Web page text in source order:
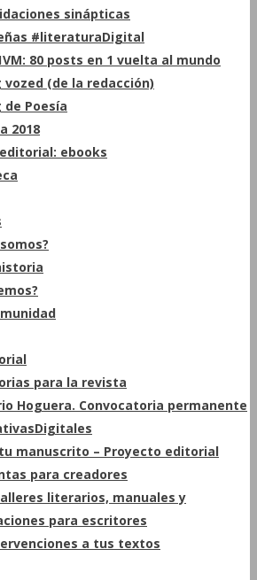
sinápticas
#literaturaDigital
80 posts en 1 vuelta al mundo
vozed (de la redacción)
de Poesía
2018
ebooks
para la revista
Hoguera. Convocatoria permanente
manuscrito – Proyecto editorial
para creadores
literarios, manuales y
para escritores
a tus textos